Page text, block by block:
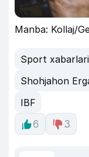
Manba: Kollaj/
Sport xabarlari
Shohjahon
IBF
6
3